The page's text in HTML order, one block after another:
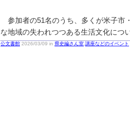
参加者の51名のうち、多くが米子市
な地域の失われつつある生活文化につ
公文書館 2026/03/09 in 県史編さん室,講座などのイベント